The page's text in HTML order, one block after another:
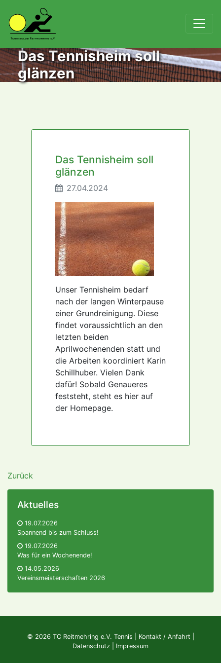
Das Tennisheim soll
glänzen
Das Tennisheim soll
glänzen
27.04.2024
Unser Tennisheim bedarf
nach der langen Winterpause
einer Grundreinigung. Diese
findet voraussichtlich an den
letzten beiden
Aprilwochenenden statt und
die Arbeiten koordiniert Karin
Schillhuber. Vielen Dank
dafür! Sobald Genaueres
feststeht, steht es hier auf
der Homepage.
Zurück
Aktuelles
19.07.2026
Spannend bis zum Schluss!
19.07.2026
Was für ein Wochenende!
14.05.2026
Vereinsmeisterschaften 2026
© 2026 TC Reitmehring e.V. Tennis | Kontakt / Anfahrt
Datenschutz
Impressum